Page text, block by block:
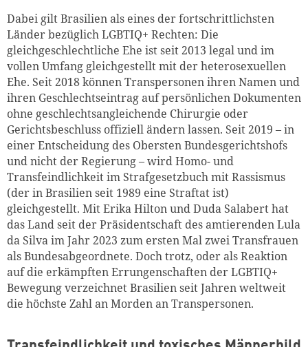
Dabei gilt Brasilien als eines der fortschrittlichsten
Länder bezüglich LGBTIQ+ Rechten: Die
gleichgeschlechtliche Ehe ist seit 2013 legal und im
vollen Umfang gleichgestellt mit der heterosexuellen
Ehe. Seit 2018 können Transpersonen ihren Namen und
ihren Geschlechtseintrag auf persönlichen Dokumenten
ohne geschlechtsangleichende Chirurgie oder
Gerichtsbeschluss offiziell ändern lassen. Seit 2019 – in
einer Entscheidung des Obersten Bundesgerichtshofs
und nicht der Regierung – wird Homo- und
Transfeindlichkeit im Strafgesetzbuch mit Rassismus
(der in Brasilien seit 1989 eine Straftat ist)
gleichgestellt. Mit Erika Hilton und Duda Salabert hat
das Land seit der Präsidentschaft des amtierenden Lula
da Silva im Jahr 2023 zum ersten Mal zwei Transfrauen
als Bundesabgeordnete. Doch trotz, oder als Reaktion
auf die erkämpften Errungenschaften der LGBTIQ+
Bewegung verzeichnet Brasilien seit Jahren weltweit
die höchste Zahl an Morden an Transpersonen.